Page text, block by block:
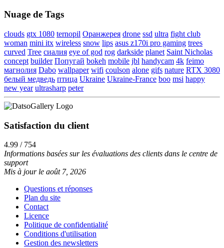
Nuage de Tags
clouds gtx 1080 ternopil Оранжерея drone ssd ultra fight club
woman mini itx wireless snow lips asus z170i pro gaming trees
curved Tree сиалия eye of god rog darkside planet Saint Nicholas
concept builder Попугай bokeh mobile jbl handycam 4k feimo
магнолия Dabo wallpaper wifi coulson alone gifs nature RTX 3080
белый медведь птица Ukraine Ukraine-France boo msi happy
new year ultrasharp peter
Satisfaction du client
4.99 / 754
Informations basées sur les évaluations des clients dans le centre de
support
Mis à jour le août 7, 2026
Questions et réponses
Plan du site
Contact
Licence
Politique de confidentialité
Conditions d'utilisation
Gestion des newsletters